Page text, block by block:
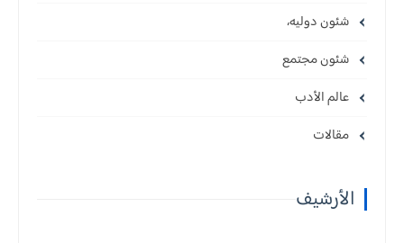
شئون دوليه،
شئون مجتمع
عالم الأدب
مقالات
الأرشيف